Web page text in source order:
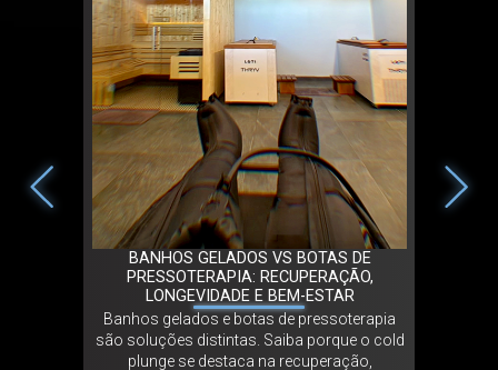
BANHOS GELADOS VS BOTAS DE
PRESSOTERAPIA: RECUPERAÇÃO,
LONGEVIDADE E BEM-ESTAR
Banhos gelados e botas de pressoterapia
são soluções distintas. Saiba porque o cold
plunge se destaca na recuperação,